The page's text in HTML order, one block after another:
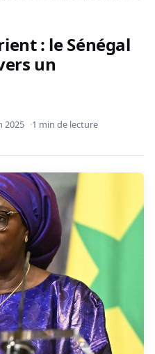
: le Sénégal
un
2025 1 min de lecture